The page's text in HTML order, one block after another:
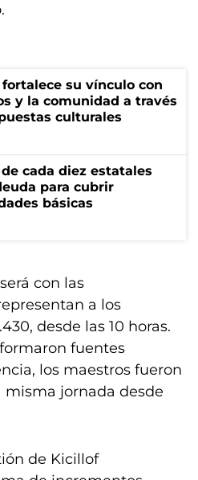
fortalece su vínculo con
y la comunidad a través
culturales
cada diez estatales
para cubrir
básicas
con las
a los
desde las 10 horas.
fuentes
los maestros fueron
misma jornada desde
de Kicillof